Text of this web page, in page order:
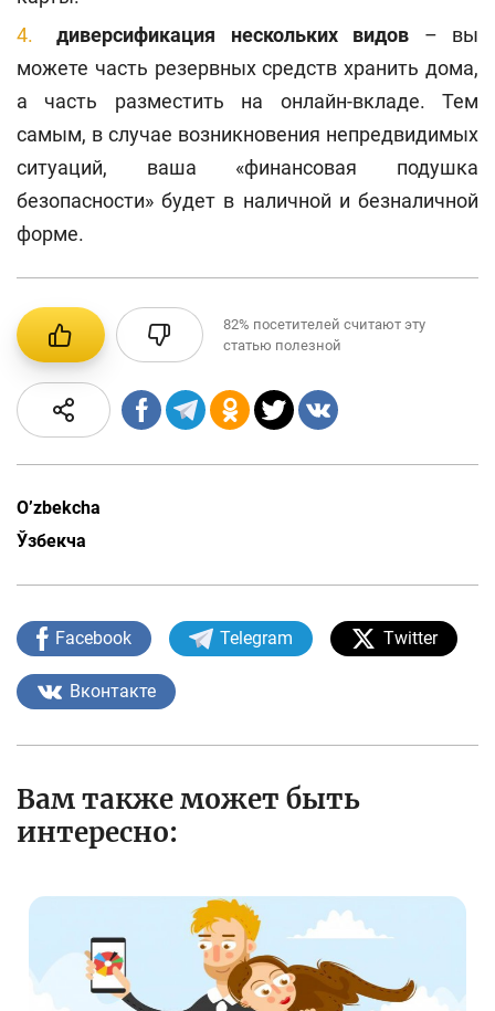
диверсификация нескольких видов – вы
можете часть резервных средств хранить дома,
а часть разместить на онлайн-вкладе. Тем
самым, в случае возникновения непредвидимых
ситуаций, ваша «финансовая подушка
безопасности» будет в наличной и безналичной
форме.
82% посетителей считают эту
статью полезной
O’zbekcha
Ўзбекча
Facebook Telegram Twitter
Вконтакте
Вам также может быть
интересно: